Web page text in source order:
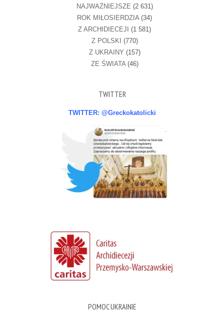
NAJWAŻNIEJSZE (2 631)
ROK MIŁOSIERDZIA(34)
Z ARCHIDIECEJI (1 581)
Z POLSKI (770)
Z UKRAINY (157)
ZE ŚWIATA(46)
TWITTER
TWITTER: @Greckokatolicki
POMOC UKRAINIE